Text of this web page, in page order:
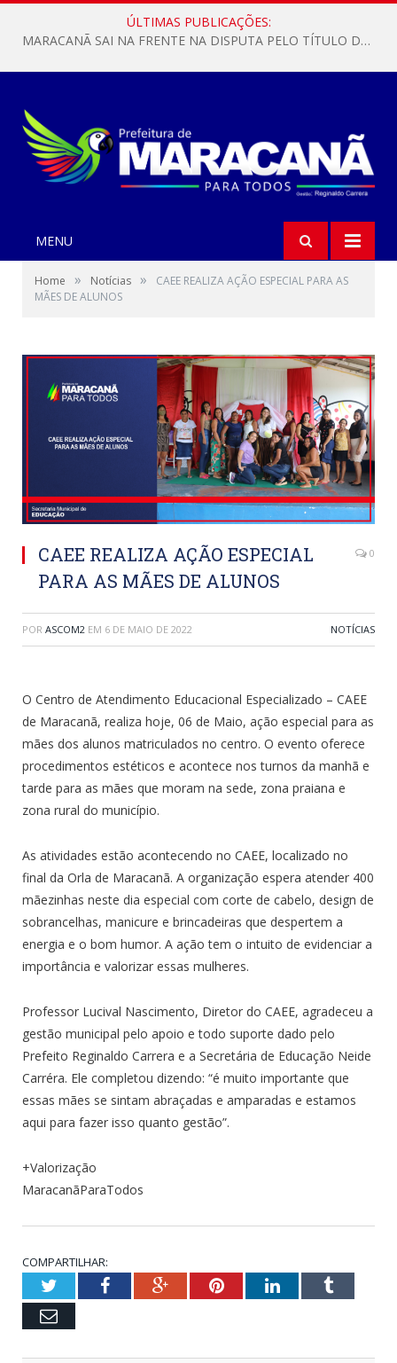
ÚLTIMAS PUBLICAÇÕES:
MARACANÃ SAI NA FRENTE NA DISPUTA PELO TÍTULO DA COPA PARÁ SUB-17!
MENU
Home » Notícias »
CAEE REALIZA AÇÃO ESPECIAL PARA AS
MÃES DE ALUNOS
CAEE REALIZA AÇÃO ESPECIAL
PARA AS MÃES DE ALUNOS
0
POR ASCOM2 EM 6 DE MAIO DE 2022 NOTÍCIAS
O Centro de Atendimento Educacional Especializado – CAEE
de Maracanã, realiza hoje, 06 de Maio, ação especial para as
mães dos alunos matriculados no centro. O evento oferece
procedimentos estéticos e acontece nos turnos da manhã e
tarde para as mães que moram na sede, zona praiana e
zona rural do município.
As atividades estão acontecendo no CAEE, localizado no
final da Orla de Maracanã. A organização espera atender 400
mãezinhas neste dia especial com corte de cabelo, design de
sobrancelhas, manicure e brincadeiras que despertem a
energia e o bom humor. A ação tem o intuito de evidenciar a
importância e valorizar essas mulheres.
Professor Lucival Nascimento, Diretor do CAEE, agradeceu a
gestão municipal pelo apoio e todo suporte dado pelo
Prefeito Reginaldo Carrera e a Secretária de Educação Neide
Carréra. Ele completou dizendo: “é muito importante que
essas mães se sintam abraçadas e amparadas e estamos
aqui para fazer isso quanto gestão”.
+Valorização
MaracanãParaTodos
COMPARTILHAR:
TwitterFacebookGoogle+PinterestLinkedInTumblr
Email